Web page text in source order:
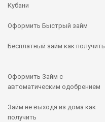
Кубани
Оформить Быстрый займ
Бесплатный займ как получить
Оформить Займ с
автоматическим одобрением
Займ не выходя из дома как
получить